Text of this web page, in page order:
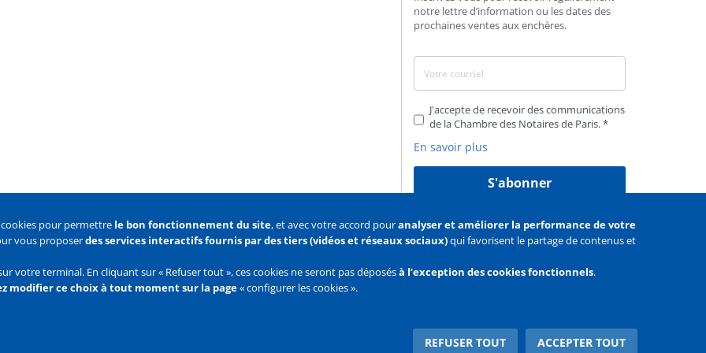
notre lettre d’information ou les dates des
prochaines ventes aux enchères.
J'accepte de recevoir des communications
de la Chambre des Notaires de Paris.
En savoir plus
S'abonner
Flux
pour permettre le bon fonctionnement du site, et avec votre accord pouranalyser et améliorer la performance de votre
vous proposerdes services interactifs fournis par des tiers (vidéos et réseaux sociaux)qui favorisent le partage de contenus et
votre terminal. En cliquant sur « Refuser tout », ces cookies ne seront pas déposésà l’exception des cookies fonctionnels.
modifier ce choix à tout moment sur la page« configurer les cookies ».
ACCEPTER TOUT
REFUSER TOUT